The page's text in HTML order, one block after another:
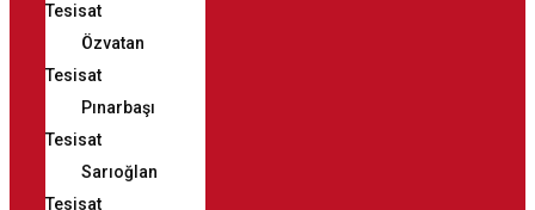
Tesisat
Özvatan
Tesisat
Pınarbaşı
Tesisat
Sarıoğlan
Tesisat